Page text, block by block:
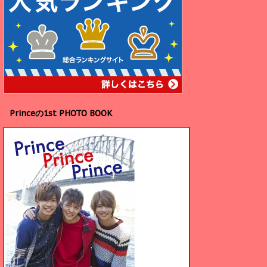
Princeの1st PHOTO BOOK